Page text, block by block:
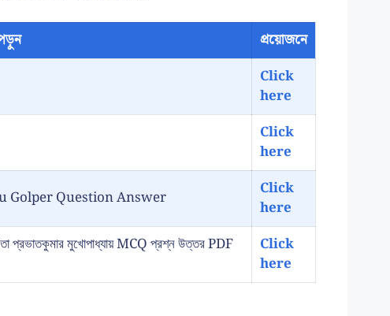
প্রয়োজনে
Click
here
Click
here
Golper Question Answer
Click
here
মুখোপাধ্যায় MCQ প্রশ্ন উত্তর PDF
Click
here